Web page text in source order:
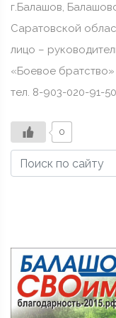
г.Балашов,
Саратовской
лицо –
«Боевое
тел. 8-903-020-91-50
0